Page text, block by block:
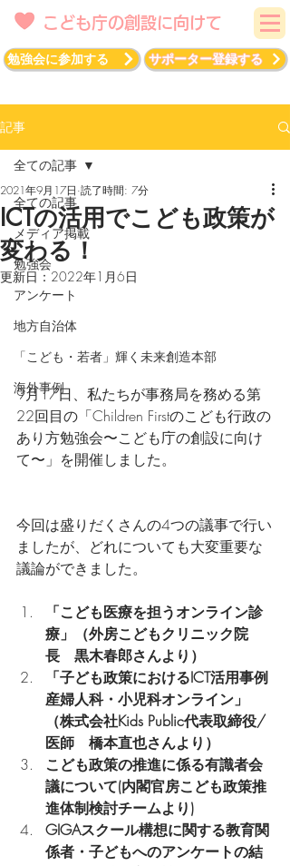
こども庁の創設に向けて
勉強会に参加する サポーター登録する
記事
全ての記事
メディア掲載
勉強会
アンケート
地方自治体
「こども・若者」輝く未来創造本部
海外事例
全ての記事
ICTの活用でこども政策が
変わる！
2021年9月17日 読了時間: 7分
更新日：2022年1月6日
9月17日、私たちが事務局を務める第
22回目の「Children Firstのこども行政の
あり方勉強会〜こども庁の創設に向け
て〜」を開催しました。
今回は盛りだくさんの4つの議事で行い
ましたが、どれについても大変重要な
議論ができました。
「こども医療を担うオンライン診
療」（外房こどもクリニック院
長　黒木春郎さんより）
「子ども政策におけるICT活用事例
産婦人科・小児科オンライン」
（株式会社Kids Public代表取締役/
医師　橋本直也さんより）
こども政策の推進に係る有識者会
議について(内閣官房こども政策推
進体制検討チームより)
GIGAスクール構想に関する教育関
係者・子どもへのアンケートの結